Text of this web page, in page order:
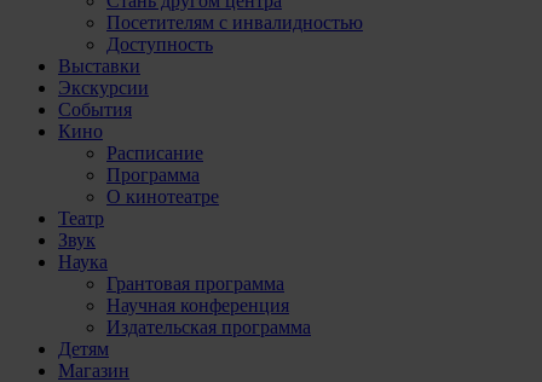
Посетителям с инвалидностью
Доступность
Выставки
Экскурсии
События
Кино
Расписание
Программа
О кинотеатре
Театр
Звук
Наука
Грантовая программа
Научная конференция
Издательская программа
Детям
Магазин